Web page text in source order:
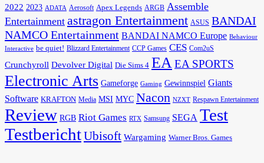
2022 2023 ADATA Aerosoft Apex Legends ARGB Assemble
Entertainment astragon Entertainment ASUS BANDAI
NAMCO Entertainment BANDAI NAMCO Europe Behaviour
Interactive be quiet! Blizzard Entertainment CCP Games CES Com2uS
Crunchyroll Devolver Digital Die Sims 4 EAEA SPORTS
Electronic Arts Gameforge Gaming Gewinnspiel Giants
Software KRAFTON Media MSI MYC Nacon NZXT Respawn Entertainment
Review RGB Riot Games RTX Samsung SEGA Test
TestberichtUbisoft Wargaming Warner Bros. Games